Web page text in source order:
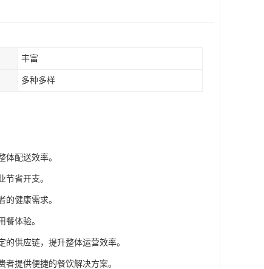
丰富
多种多样
配送效率。
省开支。
健康需求。
体验。
供应链，提升整体运营效率。
提供便捷的餐饮解决方案。